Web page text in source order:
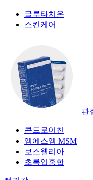
글루타치온
스킨케어
관
콘드로이친
엠에스엠 MSM
보스웰리아
초록입홍합